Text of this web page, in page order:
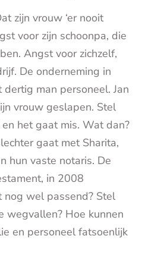
zijn vrouw ‘er nooit
voor zijn schoonpa, die
Angst voor zichzelf,
De onderneming in
man personeel. Jan
vrouw geslapen. Stel
het gaat mis. Wat dan?
gaat met Sharita,
hun vaste notaris. De
in 2008
nog wel passend? Stel
wegvallen? Hoe kunnen
en personeel fatsoenlijk